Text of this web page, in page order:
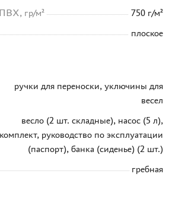
ПВХ, гр/м²
750 г/м²
плоское
ручки для переноски, уключины для
весел
весло (2 шт. складные), насос (5 л),
руководство по эксплуатации
(паспорт), банка (сиденье) (2 шт.)
гребная